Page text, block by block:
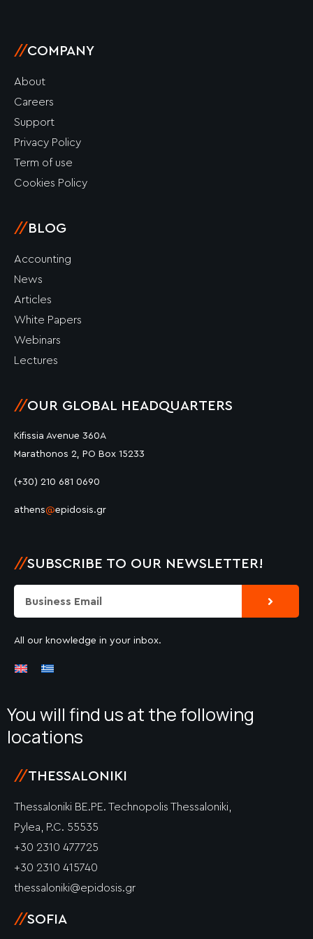
//COMPANY
About
Careers
Support
Privacy Policy
Term of use
Cookies Policy
// BLOG
Accounting
News
Articles
White Papers
Webinars
Lectures
//OUR GLOBAL HEADQUARTERS
Kifissia Avenue 360A
Marathonos 2, PO Box 15233
(+30) 210 681 0690
athens@epidosis.gr
//SUBSCRIBE TO OUR NEWSLETTER!
Submit
All our knowledge in your inbox.
You will find us at the following
locations
//THESSALONIKI
Thessaloniki BE.PE. Technopolis Thessaloniki,
Pylea, P.C. 55535
+30 2310 477725
+30 2310 415740
thessaloniki@epidosis.gr
//SOFIA